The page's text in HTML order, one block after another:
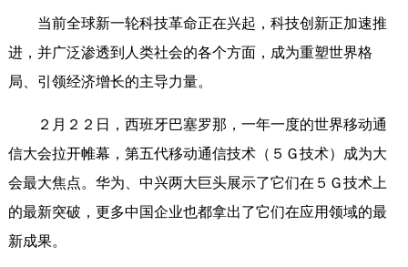
当前全球新一轮科技革命正在兴起，科技创新正加速推
进，并广泛渗透到人类社会的各个方面，成为重塑世界格
局、引领经济增长的主导力量。
２月２２日，西班牙巴塞罗那，一年一度的世界移动通
信大会拉开帷幕，第五代移动通信技术（５Ｇ技术）成为大
会最大焦点。华为、中兴两大巨头展示了它们在５Ｇ技术上
的最新突破，更多中国企业也都拿出了它们在应用领域的最
新成果。